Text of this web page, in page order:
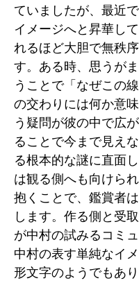
ていましたが、最近
イメージへと昇華し
れるほど大胆で無秩
す。ある時、思うが
うことで「なぜこの
の交わりには何か意
う疑問が彼の中で広
ることで今まで見え
る根本的な謎に直面
は観る側へも向けら
抱くことで、鑑賞者
します。作る側と受
が中村の試みるコミ
中村の表す単純なイ
形文字のようでもあ